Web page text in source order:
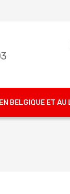
BELGIQUE ET AU